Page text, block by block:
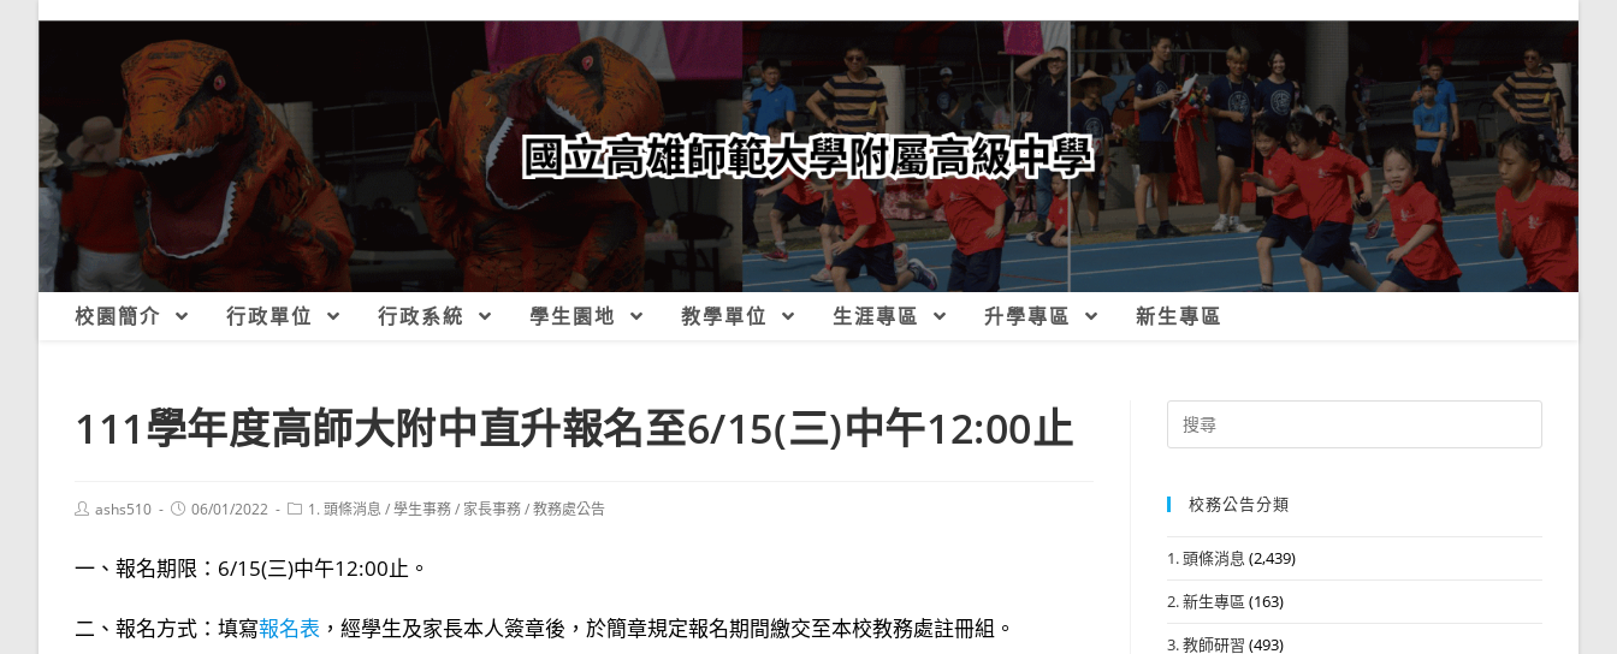
校園簡介 行政單位 行政系統 學生園地 教學單位 生涯專區 升學專區 新生專區
111學年度高師大附中直升報名至6/15(三)中午12:00止
Postashs510
Post06/01/2022
Post1. 頭條消息 /學生事務/ 家長事務/教務處公告
一、報名期限：6/15(三)中午12:00止。
二、報名方式：填寫報名表 ，經學生及家長本人簽章後，於簡章規定報名期間繳交至本校教務處註冊組。
Search
for:
校務公告分類
1. 頭條消息 (2,439)
2. 新生專區 (163)
3. 教師研習 (493)